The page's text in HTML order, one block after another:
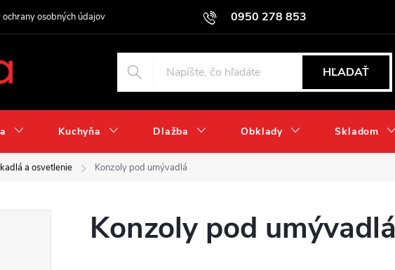
0950 278 853
osobných údajov
HĽADAŤ
Kuchyňa Dlažba Obklady Skladom
a osvetlenie Konzoly pod umývadlá
Konzoly pod umývadlá